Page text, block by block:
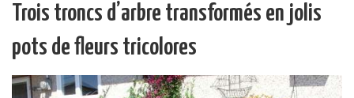
Trois troncs d’arbre transformés en jolis
pots de fleurs tricolores